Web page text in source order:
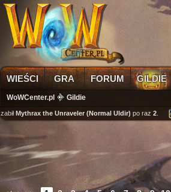
WIEŚCI GRA FORUM GILDIE
WoWCenter.pl Gildie
Mythrax the Unraveler (Normal Uldir)po raz2 .